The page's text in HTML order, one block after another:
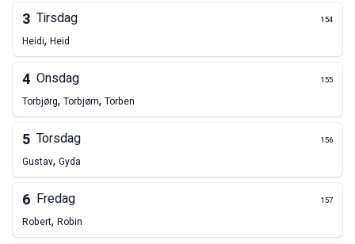
3 Tirsdag 154
Heidi, Heid
4 Onsdag 155
Torbjørg, Torbjørn, Torben
5 Torsdag 156
Gustav, Gyda
6 Fredag 157
Robert, Robin